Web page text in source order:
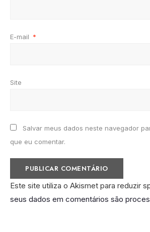
E-mail *
Site
Salvar meus dados neste navegador
que eu comentar.
Este site utiliza o Akismet para reduzir
seus dados em comentários são